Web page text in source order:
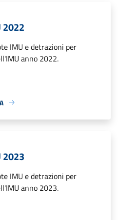
2022
IMU e detrazioni per
anno 2022.
2023
IMU e detrazioni per
anno 2023.